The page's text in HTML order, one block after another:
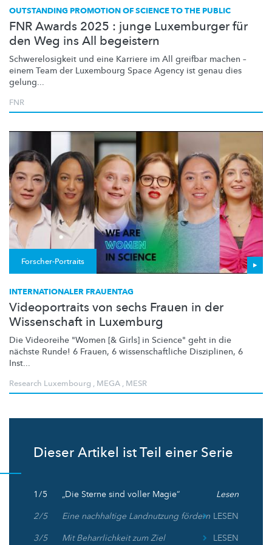
OUTSTANDING PROMOTION OF SCIENCE TO THE PUBLIC
FNR Awards 2025 : junge Luxemburger für
den Weg ins All begeistern
Schwerelosigkeit und eine Karriere im All greifbar machen –
einem Team der Luxembourg Space Agency ist genau dies
gelung...
FNR
Forscher-Portraits
INTERNATIONALER FRAUENTAG
Videoportraits von sechs Frauen in der
Wissenschaft in Luxemburg
Die Videoreihe "Women [& Girls] in Science" geht in die
nächste Runde! 6 Frauen, 6 wissenschaftliche Disziplinen, 6
Inst...
Research Luxembourg , MEGA , MESR
Dieser Artikel ist Teil einer Serie
1 / 5 „Die Sterne sind voller Magie“
Lesen
2 / 5
Eine nachhaltige Landnutzung fördern LESEN
3 / 5
Mit Beharrlichkeit zum Ziel LESEN